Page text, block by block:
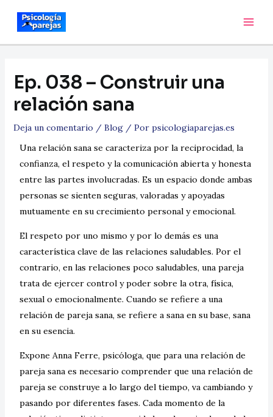
Ep. 038 – Construir una
relación sana
Deja un comentario / Blog/ Por psicologiaparejas.es
Una relación sana se caracteriza por la reciprocidad, la
confianza, el respeto y la comunicación abierta y honesta
entre las partes involucradas. Es un espacio donde ambas
personas se sienten seguras, valoradas y apoyadas
mutuamente en su crecimiento personal y emocional.
El respeto por uno mismo y por lo demás es una
característica clave de las relaciones saludables. Por el
contrario, en las relaciones poco saludables, una pareja
trata de ejercer control y poder sobre la otra, física,
sexual o emocionalmente. Cuando se refiere a una
relación de pareja sana, se refiere a sana en su base, sana
en su esencia.
Expone Anna Ferre, psicóloga, que para una relación de
pareja sana es necesario comprender que una relación de
pareja se construye a lo largo del tiempo, va cambiando y
pasando por diferentes fases. Cada momento de la